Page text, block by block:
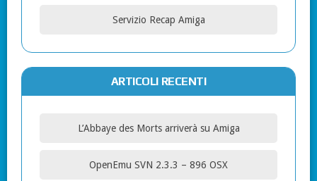
Servizio Recap Amiga
ARTICOLI RECENTI
L’Abbaye des Morts arriverà su Amiga
OpenEmu SVN 2.3.3 – 896 OSX